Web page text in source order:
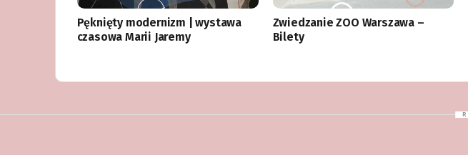
Pęknięty modernizm | wystawa
czasowa Marii Jaremy
Zwiedzanie ZOO Warszawa –
Bilety